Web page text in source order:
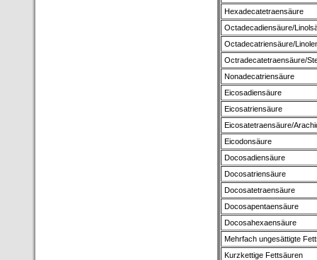
Hexadecatetraensäure
Octadecadiensäure/
Octadecatriensäure/
Octradecatetraensäure/
Nonadecatriensäure
Eicosadiensäure
Eicosatriensäure
Eicosatetraensäure/
Eicodonsäure
Docosadiensäure
Docosatriensäure
Docosatetraensäure
Docosapentaensäure
Docosahexaensäure
Mehrfach ungesättigte
Kurzkettige Fettsäuren